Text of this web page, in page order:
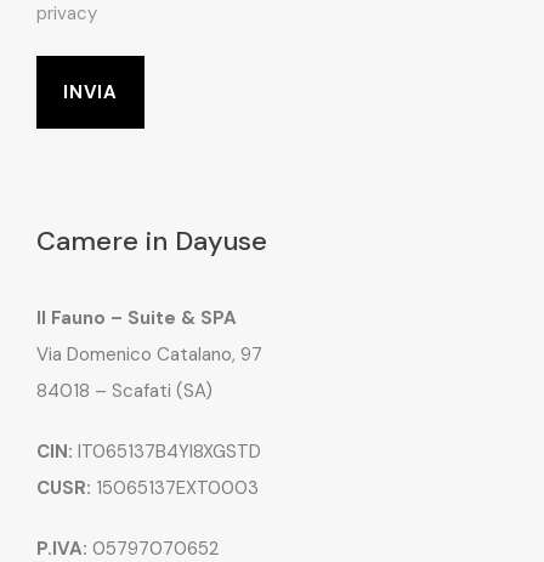
privacy
Camere in Dayuse
Il Fauno – Suite & SPA
Via Domenico Catalano, 97
84018 – Scafati (SA)
CIN: IT065137B4YI8XGSTD
CUSR: 15065137EXT0003
P.IVA: 05797070652